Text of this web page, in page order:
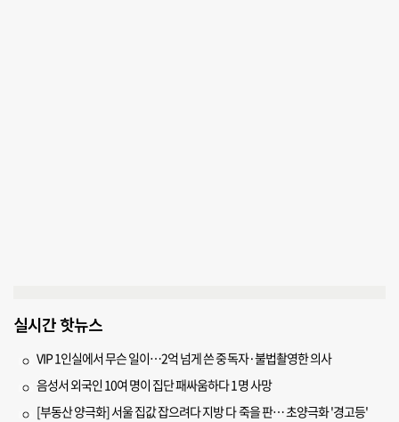
실시간 핫뉴스
VIP 1인실에서 무슨 일이…2억 넘게 쓴 중독자·불법촬영한 의사
음성서 외국인 10여 명이 집단 패싸움하다 1명 사망
[부동산 양극화] 서울 집값 잡으려다 지방 다 죽을 판… 초양극화 '경고등'